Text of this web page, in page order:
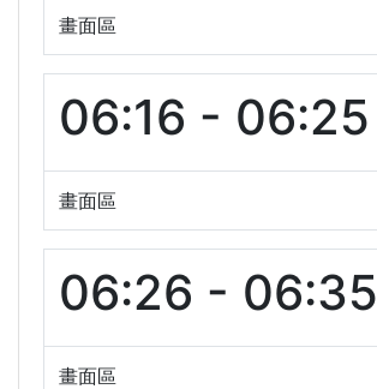
畫面區
06:16 - 06:25
畫面區
06:26 - 06:35
畫面區